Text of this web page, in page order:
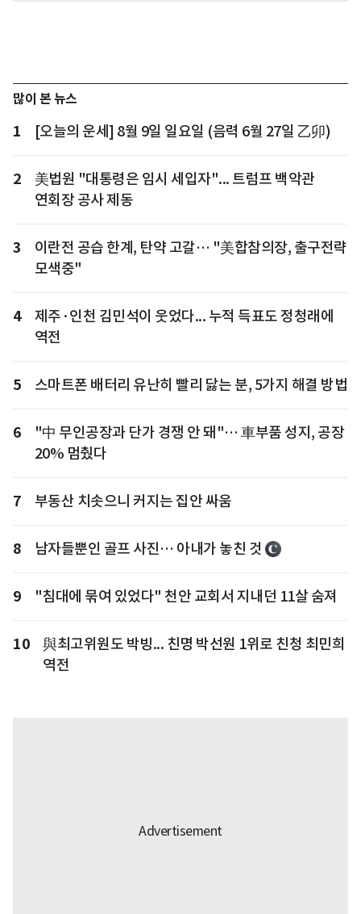
많이 본 뉴스
1 [오늘의 운세] 8월 9일 일요일 (음력 6월 27일 乙卯)
2
美법원 "대통령은 임시 세입자"... 트럼프 백악관
연회장 공사 제동
3
이란전 공습 한계, 탄약 고갈… "美합참의장, 출구전략
모색중"
4
제주·인천 김민석이 웃었다... 누적 득표도 정청래에
역전
5 스마트폰 배터리 유난히 빨리 닳는 분, 5가지 해결 방법
6
"中 무인공장과 단가 경쟁 안 돼"… 車부품 성지, 공장
20% 멈췄다
7 부동산 치솟으니 커지는 집안 싸움
8 남자들뿐인 골프 사진… 아내가 놓친 것
9 "침대에 묶여 있었다" 천안 교회서 지내던 11살 숨져
10
與최고위원도 박빙... 친명 박선원 1위로 친청 최민희
역전